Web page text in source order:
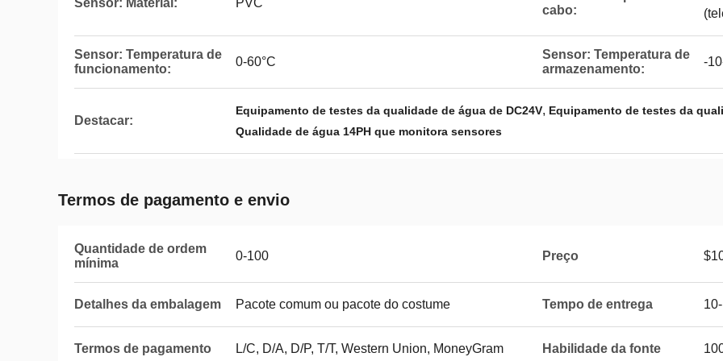
Sensor: Material: PVC
cabo:
Sensor: Temperatura de
funcionamento:
0-60°C
Sensor: Temperatura de
armazenamento:
-
Destacar:
Equipamento de testes da qualidade de água de DC24V, Equipamento de testes da
Qualidade de água 14PH que monitora sensores
Termos de pagamento e envio
Quantidade de ordem
mínima
0-100 Preço
Detalhes da embalagem Pacote comum ou pacote do costume Tempo de entrega
Termos de pagamento L/C, D/A, D/P, T/T, Western Union, MoneyGram Habilidade da fonte